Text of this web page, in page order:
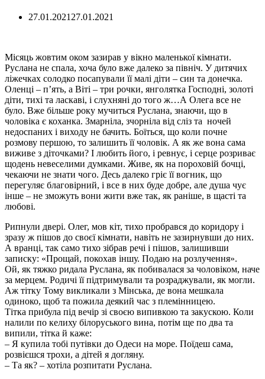
27.01.2021 27.01.2021
Місяць жовтим оком зазирав у вікно маленької кімнати.
Руслана не спала, хоча було вже далеко за північ. У дитячих
ліжечках солодко посапували її малі діти – син та донечка.
Оленці – п’ять, а Віті – три рочки, янголятка Господні, золоті
діти, тихі та ласкаві, і слухняні до того ж…А Олега все не
було. Вже більше року мучиться Руслана, знаючи, що в
чоловіка є коханка. Змарніла, зчорніла від сліз та ночей
недоспаних і виходу не бачить. Боїться, що коли почне
розмову першою, то залишить її чоловік. А як же вона сама
виживе з діточками? І любить його, і ревнує, і серце розриває
щодень невеселими думками. Живе, як на пороховій бочці,
чекаючи не знати чого. Десь далеко гріє її вогник, що
перегуляє благовірний, і все в них буде добре, але душа чує
інше – не зможуть вони жити вже так, як раніше, в щасті та
любові.
Рипнули двері. Олег, мов кіт, тихо пробрався до коридору і
зразу ж пішов до своєї кімнати, навіть не зазирнувши до них.
А вранці, так само тихо зібрав речі і пішов, залишивши
записку: «Прощай, покохав іншу. Подаю на розлучення».
Ой, як тяжко ридала Руслана, як побивалася за чоловіком, наче
за мерцем. Родичі її підтримували та розраджували, як могли.
Аж тітку Тому викликали з Мінська, де вона мешкала
одиноко, щоб та пожила деякий час з племінницею.
Тітка прибула під вечір зі своєю випивкою та закускою. Коли
налили по келиху білоруського вина, потім ще по два та
випили, тітка й каже:
– Я купила тобі путівки до Одеси на море. Поїдеш сама,
розвієшся трохи, а дітей я догляну.
– Та як? – хотіла розпитати Руслана.